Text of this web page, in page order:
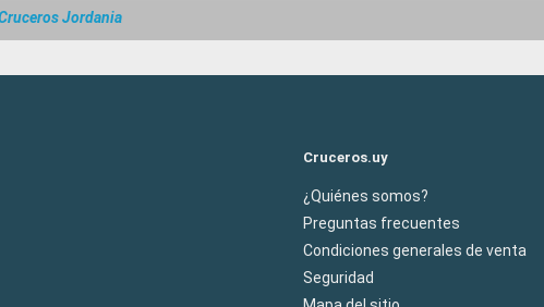
Jordania
Cruceros.uy
¿Quiénes somos?
Preguntas frecuentes
Condiciones generales de venta
Seguridad